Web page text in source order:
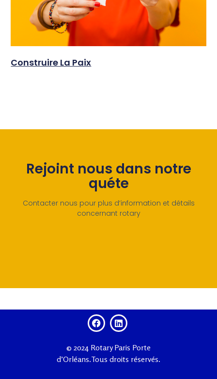
Construire La Paix
Rejoint nous dans notre
quéte
Contacter nous pour plus d’information et détails
concernant rotary
© 2024 Rotary Paris Porte
d’Orléans.Tous droits réservés.